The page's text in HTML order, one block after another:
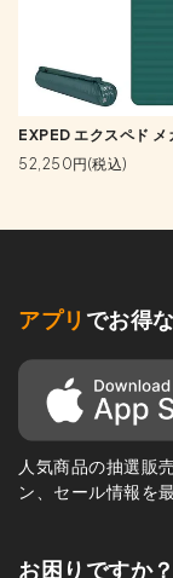
EXPED エクスペド
52,250円(税込)
アプリ でお得
人気商品の抽選販
ン、セール情報を
お困りですか？